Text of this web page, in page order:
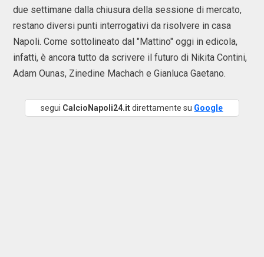
due settimane dalla chiusura della sessione di mercato,
restano diversi punti interrogativi da risolvere in casa
Napoli. Come sottolineato dal "Mattino" oggi in edicola,
infatti, è ancora tutto da scrivere il futuro di Nikita Contini,
Adam Ounas, Zinedine Machach e Gianluca Gaetano.
segui CalcioNapoli24.itdirettamente su Google